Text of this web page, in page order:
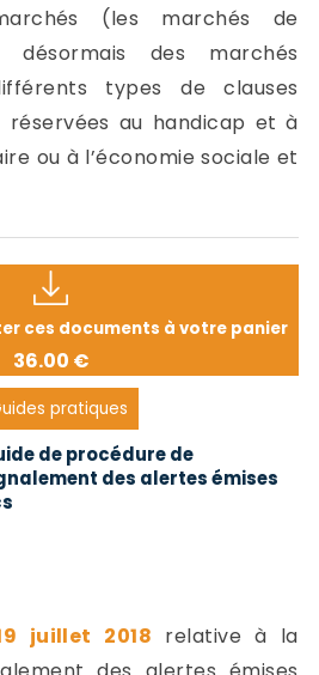
(les marchés de
désormais des marchés
types de clauses
au handicap et à
ou à l’économie sociale et
ces documents à votre panier
36.00 €
pratiques
de procédure de
des alertes émises
juillet 2018 relative à la